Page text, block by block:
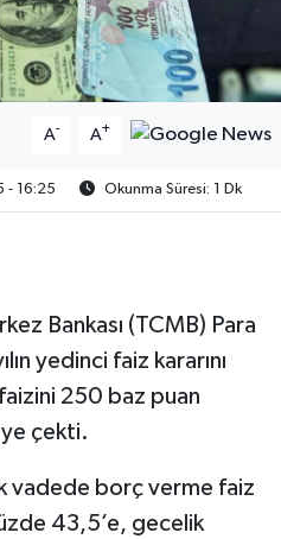
A- A+
- 16:25 Okunma Süresi: 1 Dk
Bankası (TCMB) Para
yedinci faiz kararını
250 baz puan
çekti.
vadede borç verme faiz
43,5’e, gecelik